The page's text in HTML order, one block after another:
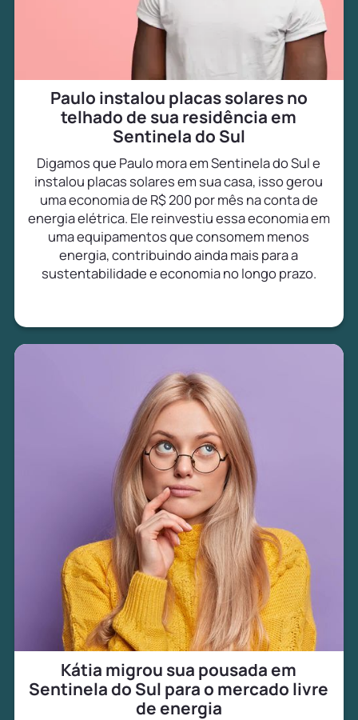
Paulo instalou placas solares no
telhado de sua residência em
Sentinela do Sul
Digamos que Paulo mora em Sentinela do Sul e
instalou placas solares em sua casa, isso gerou
uma economia de R$ 200 por mês na conta de
energia elétrica. Ele reinvestiu essa economia em
uma equipamentos que consomem menos
energia, contribuindo ainda mais para a
sustentabilidade e economia no longo prazo.
Kátia migrou sua pousada em
Sentinela do Sul para o mercado livre
de energia